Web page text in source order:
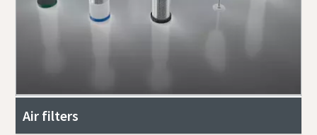
Air filters